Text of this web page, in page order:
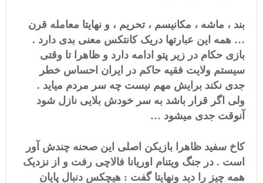
بند ، ماشه ، مکانیسم ، تحریم ، و نهایتا معامله قرن
… همه این عبارتها دریک کانتکس معنی بدی دارد .
بازی حکام در زیر پتو ادامه دارد و ظاهرا تا وقتی
سیستم ولایت فقیه حاکم در ایران احساس خطر
جدی نکند برایش مهم نیست چه سر مردم میاید .
ولی اگر قرار باشد به سر خودش بلایی نازل شود
آنوقت جدی میشود …
کاخ سفید ظاهرا بازیکن اصلی این صحنه چندش آور
است . در جنگ ویتنام اوریانا فالاچی رفت و از نزدیک
همه چیز را دید ونهایتا گفت : هیچکس دنبال پایان